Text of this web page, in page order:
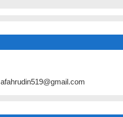
afahrudin519@gmail.com